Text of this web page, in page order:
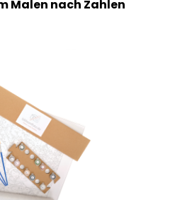
Malen nach Zahlen